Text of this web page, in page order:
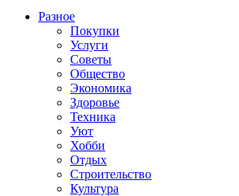
Разное
Покупки
Услуги
Советы
Общество
Экономика
Здоровье
Техника
Уют
Хобби
Отдых
Строительство
Культура